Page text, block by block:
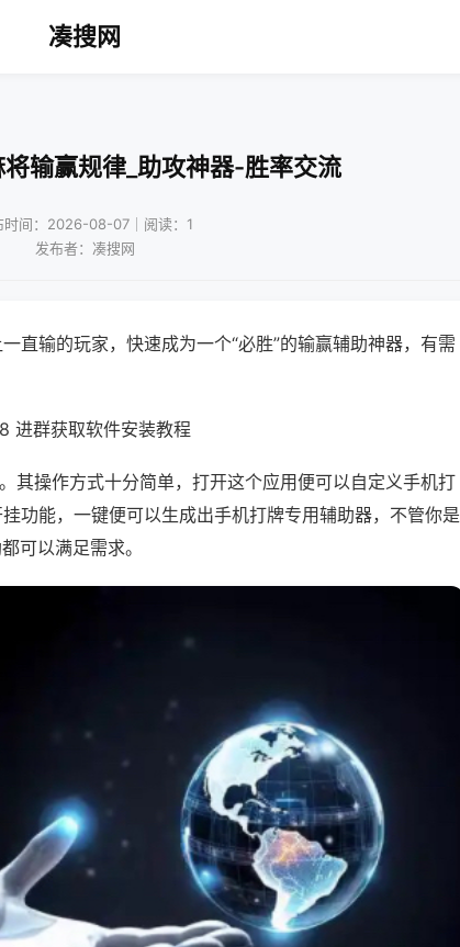
凑搜网
输赢规律_助攻神器-胜率交流
时间：2026-08-07｜阅读：1
发布者：凑搜网
直输的玩家，快速成为一个“必胜”的输赢辅助神器，有需
进群获取软件安装教程
其操作方式十分简单，打开这个应用便可以自定义手机打
功能，一键便可以生成出手机打牌专用辅助器，不管你是
可以满足需求。